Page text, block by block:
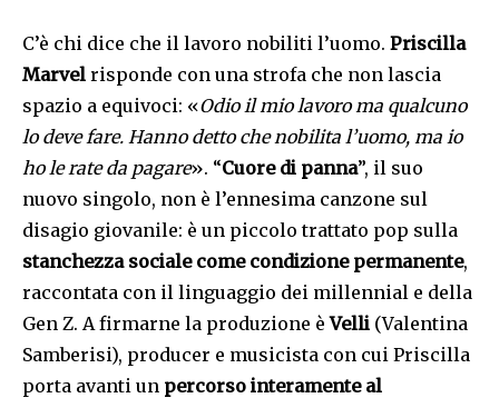
C’è chi dice che il lavoro nobiliti l’uomo. Priscilla
Marvel risponde con una strofa che non lascia
spazio a equivoci: «Odio il mio lavoro ma qualcuno
lo deve fare. Hanno detto che nobilita l’uomo, ma io
ho le rate da pagare». “Cuore di panna”, il suo
nuovo singolo, non è l’ennesima canzone sul
disagio giovanile: è un piccolo trattato pop sulla
stanchezza sociale come condizione permanente,
raccontata con il linguaggio dei millennial e della
Gen Z. A firmarne la produzione èVelli (Valentina
Samberisi), producer e musicista con cui Priscilla
porta avanti un percorso interamente al